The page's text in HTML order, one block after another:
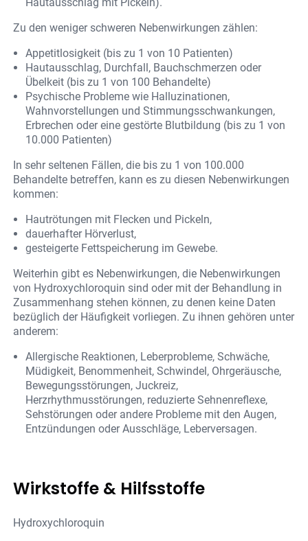
Zu den weniger schweren Nebenwirkungen zählen:
Appetitlosigkeit (bis zu 1 von 10 Patienten)
Hautausschlag, Durchfall, Bauchschmerzen oder
Übelkeit (bis zu 1 von 100 Behandelte)
Psychische Probleme wie Halluzinationen,
Wahnvorstellungen und Stimmungsschwankungen,
Erbrechen oder eine gestörte Blutbildung (bis zu 1 von
10.000 Patienten)
In sehr seltenen Fällen, die bis zu 1 von 100.000
Behandelte betreffen, kann es zu diesen Nebenwirkungen
kommen:
Hautrötungen mit Flecken und Pickeln,
dauerhafter Hörverlust,
gesteigerte Fettspeicherung im Gewebe.
Weiterhin gibt es Nebenwirkungen, die Nebenwirkungen
von Hydroxychloroquin sind oder mit der Behandlung in
Zusammenhang stehen können, zu denen keine Daten
bezüglich der Häufigkeit vorliegen. Zu ihnen gehören unter
anderem:
Allergische Reaktionen, Leberprobleme, Schwäche,
Müdigkeit, Benommenheit, Schwindel, Ohrgeräusche,
Bewegungsstörungen, Juckreiz,
Herzrhythmusstörungen, reduzierte Sehnenreflexe,
Sehstörungen oder andere Probleme mit den Augen,
Entzündungen oder Ausschläge, Leberversagen.
Wirkstoffe & Hilfsstoffe
Hydroxychloroquin